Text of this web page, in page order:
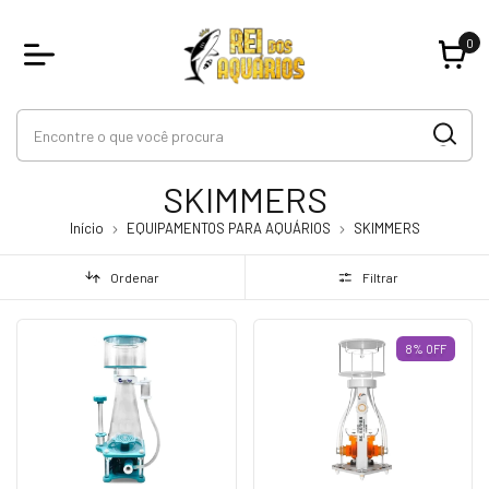
0
SKIMMERS
Início EQUIPAMENTOS PARA AQUÁRIOS SKIMMERS
Ordenar Filtrar
8% OFF